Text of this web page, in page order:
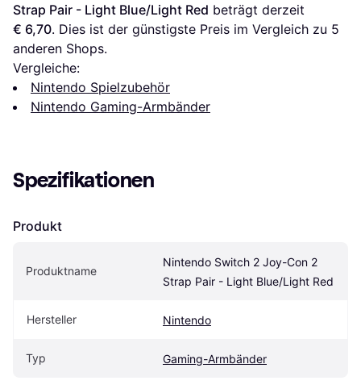
Strap Pair - Light Blue/Light Red
€ 6,70. Dies ist der günstigste Preis im Vergleich zu 5
anderen Shops.
Vergleiche:
Nintendo Spielzubehör
Nintendo Gaming-Armbänder
Spezifikationen
Produkt
Produktname
Nintendo Switch 2 Joy-Con 2
Strap Pair - Light Blue/Light Red
Hersteller Nintendo
Typ Gaming-Armbänder